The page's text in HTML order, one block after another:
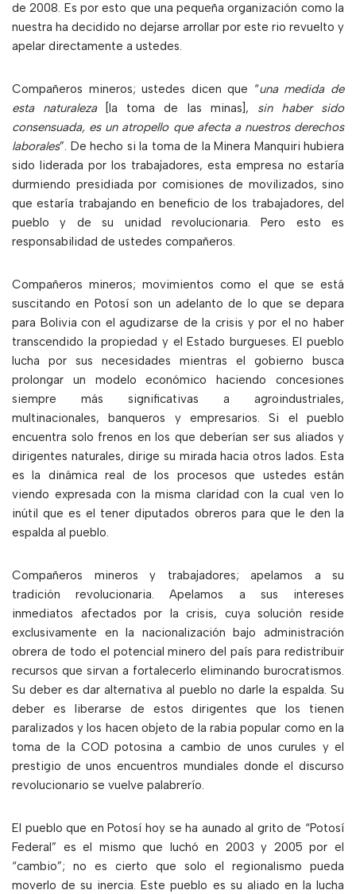
de 2008. Es por esto que una pequeña organización como la
nuestra ha decidido no dejarse arrollar por este rio revuelto y
apelar directamente a ustedes.
Compañeros mineros; ustedes dicen que “una medida de
esta naturaleza[la toma de las minas], sin haber sido
consensuada, es un atropello que afecta a nuestros derechos
laborales”. De hecho si la toma de la Minera Manquiri hubiera
sido liderada por los trabajadores, esta empresa no estaría
durmiendo presidiada por comisiones de movilizados, sino
que estaría trabajando en beneficio de los trabajadores, del
pueblo y de su unidad revolucionaria. Pero esto es
responsabilidad de ustedes compañeros.
Compañeros mineros; movimientos como el que se está
suscitando en Potosí son un adelanto de lo que se depara
para Bolivia con el agudizarse de la crisis y por el no haber
transcendido la propiedad y el Estado burgueses. El pueblo
lucha por sus necesidades mientras el gobierno busca
prolongar un modelo económico haciendo concesiones
siempre más significativas a agroindustriales,
multinacionales, banqueros y empresarios. Si el pueblo
encuentra solo frenos en los que deberían ser sus aliados y
dirigentes naturales, dirige su mirada hacia otros lados. Esta
es la dinámica real de los procesos que ustedes están
viendo expresada con la misma claridad con la cual ven lo
inútil que es el tener diputados obreros para que le den la
espalda al pueblo.
Compañeros mineros y trabajadores; apelamos a su
tradición revolucionaria. Apelamos a sus intereses
inmediatos afectados por la crisis, cuya solución reside
exclusivamente en la nacionalización bajo administración
obrera de todo el potencial minero del país para redistribuir
recursos que sirvan a fortalecerlo eliminando burocratismos.
Su deber es dar alternativa al pueblo no darle la espalda. Su
deber es liberarse de estos dirigentes que los tienen
paralizados y los hacen objeto de la rabia popular como en la
toma de la COD potosina a cambio de unos curules y el
prestigio de unos encuentros mundiales donde el discurso
revolucionario se vuelve palabrerío.
El pueblo que en Potosí hoy se ha aunado al grito de “Potosí
Federal” es el mismo que luchó en 2003 y 2005 por el
“cambio”; no es cierto que solo el regionalismo pueda
moverlo de su inercia. Este pueblo es su aliado en la lucha